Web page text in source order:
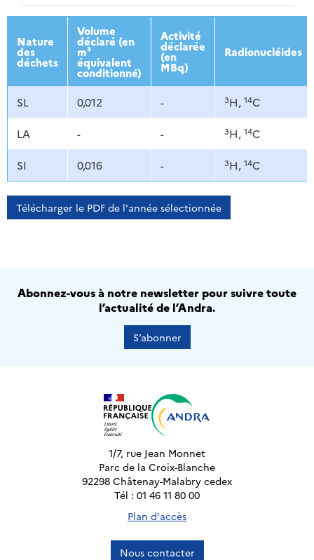
2013 2014 2015 2016
Nature
des
déchets
Volume
déclaré (en
m³
équivalent
conditionné)
Activité
déclarée
(en
MBq)
Radionucléides
SL 0,012 - 3H, 14C
LA - - 3H, 14C
SI 0,016 - 3H, 14C
Télécharger le PDF de l'année sélectionnée
Abonnez-vous à notre newsletter pour suivre toute
l’actualité de l’Andra.
S’abonner
1/7, rue Jean Monnet
Parc de la Croix-Blanche
92298 Châtenay-Malabry cedex
Tél : 01 46 11 80 00
Plan d'accès
Nous contacter